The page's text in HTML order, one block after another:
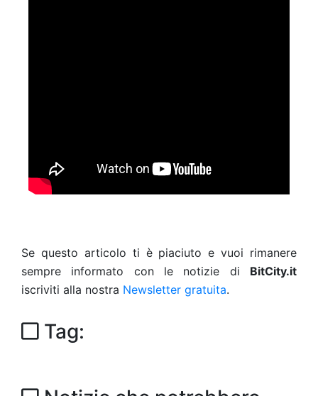
Se questo articolo ti è piaciuto e vuoi rimanere
sempre informato con le notizie di BitCity.it
iscriviti alla nostra Newsletter gratuita.
Tag: